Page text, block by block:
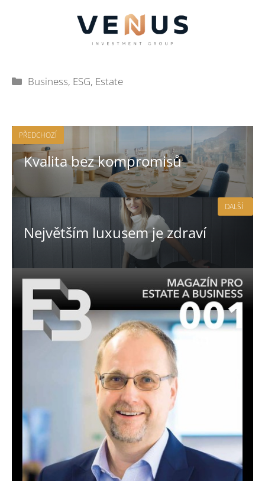
Rubriky
Business, ESG, Estate
PŘEDCHOZÍ
Kvalita bez kompromisů
Největším luxusem je zdraví
DALŠÍ